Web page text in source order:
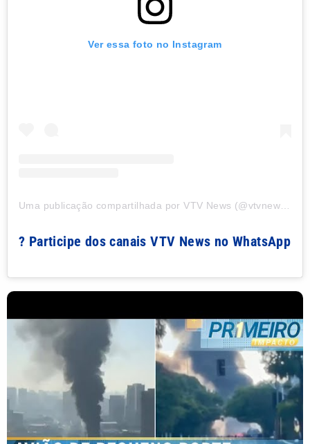
Ver essa foto no Instagram
? Participe dos canais VTV News no WhatsApp